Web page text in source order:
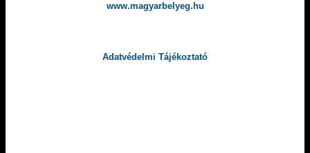
www.magyarbelyeg.hu
Adatvédelmi Tájékoztató